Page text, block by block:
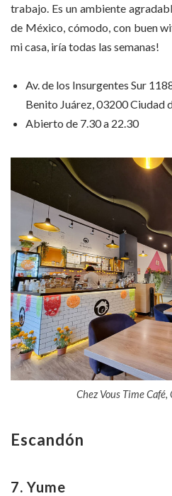
trabajo. Es un ambiente
de México, cómodo, con buen
mi casa, iría todas las semanas!
Av. de los Insurgentes Sur
Benito Juárez, 03200 Ciudad
Abierto de 7.30 a 22.30
Chez Vous Time
Escandón
7. Yume